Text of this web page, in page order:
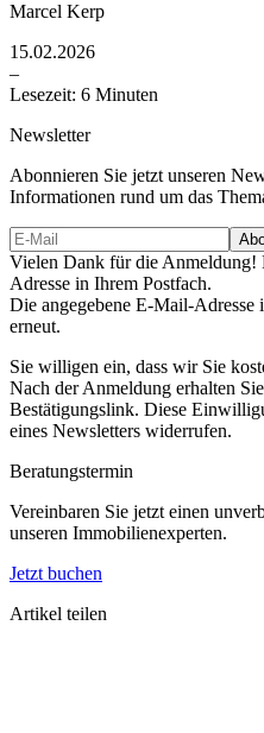
Marcel Kerp
15.02.2026
–
Lesezeit: 6 Minuten
Newsletter
Abonnieren Sie jetzt unseren
Informationen rund um das
Vielen Dank für die Anmeldung!
Adresse in Ihrem Postfach.
Die angegebene E-Mail-Adresse
erneut.
Sie willigen ein, dass wir Sie
Nach der Anmeldung erhalten
Bestätigungslink. Diese
eines Newsletters widerrufen.
Beratungstermin
Vereinbaren Sie jetzt einen
unseren Immobilienexperten.
Jetzt buchen
Artikel teilen